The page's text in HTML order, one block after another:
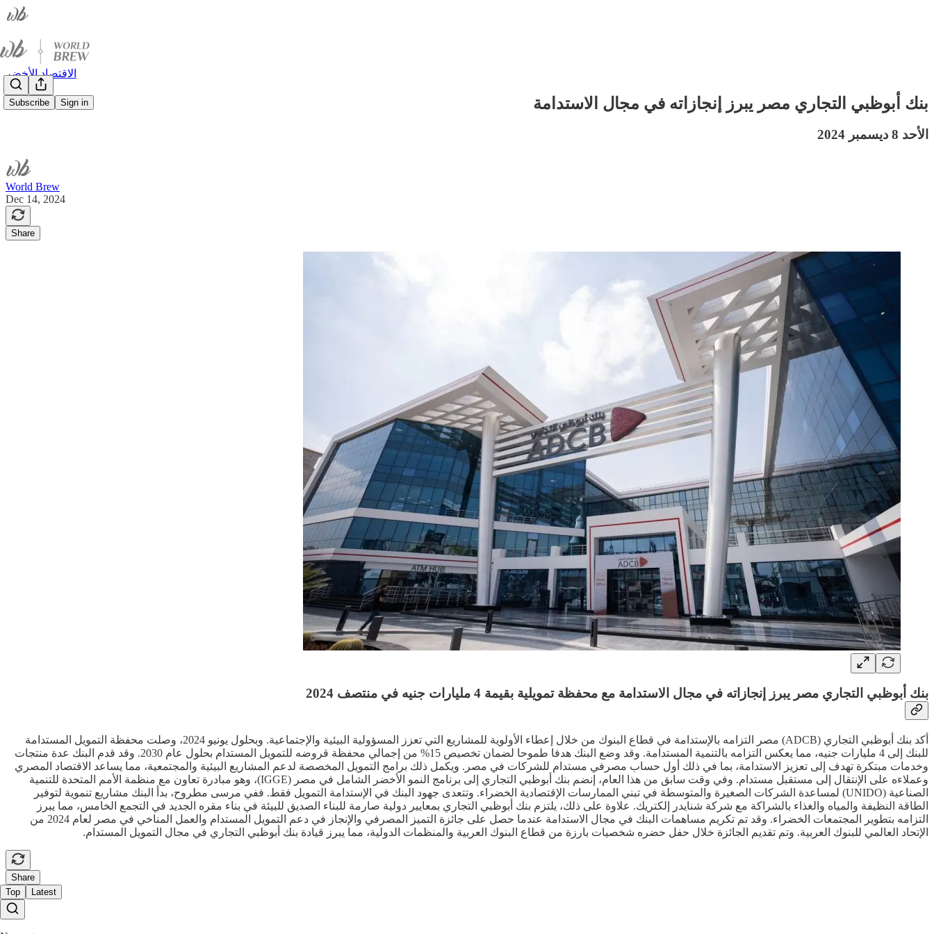
Subscribe Sign in
الاقتصاد الأخضر
بنك أبوظبي التجاري مصر يبرز إنجازاته في مجال الاستدامة
الأحد 8 ديسمبر 2024
World Brew
Dec 14, 2024
Share
بنك أبوظبي التجاري مصر يبرز إنجازاته في مجال الاستدامة مع محفظة تمويلية بقيمة 4 مليارات جنيه في منتصف 2024
أكد بنك أبوظبي التجاري (ADCB) مصر التزامه بالإستدامة في قطاع البنوك من خلال إعطاء الأولوية للمشاريع التي تعزز المسؤولية البيئية والإجتماعية. وبحلول يونيو 2024، وصلت محفظة التمويل المستدامة
للبنك إلى 4 مليارات جنيه، مما يعكس التزامه بالتنمية المستدامة. وقد وضع البنك هدفا طموحا لضمان تخصيص 15% من إجمالي محفظة قروضه للتمويل المستدام بحلول عام 2030. وقد قدم البنك عدة منتجات
وخدمات مبتكرة تهدف إلى تعزيز الاستدامة، بما في ذلك أول حساب مصرفي مستدام للشركات في مصر. ويكمل ذلك برامج التمويل المخصصة لدعم المشاريع البيئية والمجتمعية، مما يساعد الاقتصاد المصري
وعملاءه على الإنتقال إلى مستقبل مستدام. وفي وقت سابق من هذا العام، إنضم بنك أبوظبي التجاري إلى برنامج النمو الأخضر الشامل في مصر (IGGE)، وهو مبادرة تعاون مع منظمة الأمم المتحدة للتنمية
الصناعية (UNIDO) لمساعدة الشركات الصغيرة والمتوسطة في تبني الممارسات الإقتصادية الخضراء. وتتعدى جهود البنك في الإستدامة التمويل فقط. ففي مرسى مطروح، بدأ البنك مشاريع تنموية لتوفير
الطاقة النظيفة والمياه والغذاء بالشراكة مع شركة شنايدر إلكتريك. علاوة على ذلك، يلتزم بنك أبوظبي التجاري بمعايير دولية صارمة للبناء الصديق للبيئة في بناء مقره الجديد في التجمع الخامس، مما يبرز
التزامه بتطوير المجتمعات الخضراء. وقد تم تكريم مساهمات البنك في مجال الاستدامة عندما حصل على جائزة التميز المصرفي والإنجاز في دعم التمويل المستدام والعمل المناخي في مصر لعام 2024 من
الإتحاد العالمي للبنوك العربية. وتم تقديم الجائزة خلال حفل حضره شخصيات بارزة من قطاع البنوك العربية والمنظمات الدولية، مما يبرز قيادة بنك أبوظبي التجاري في مجال التمويل المستدام.
Share
Top
Latest